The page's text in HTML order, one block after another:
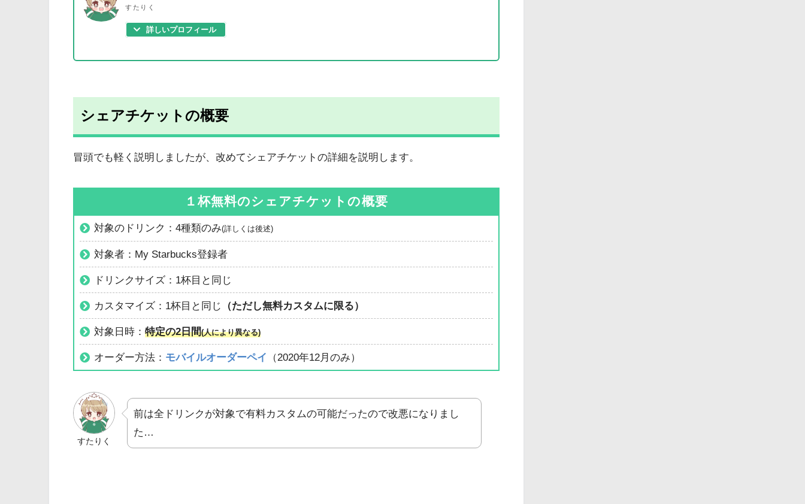
すたりく
詳しいプロフィール
シェアチケットの概要
冒頭でも軽く説明しましたが、改めてシェアチケットの詳細を説明します。
１杯無料のシェアチケットの概要
対象のドリンク：4種類のみ(詳しくは後述)
対象者：My Starbucks登録者
ドリンクサイズ：1杯目と同じ
カスタマイズ：1杯目と同じ （ただし無料カスタムに限る）
対象日時： 特定の2日間(人により異なる)
オーダー方法： モバイルオーダーペイ （2020年12月のみ）
すたりく
前は全ドリンクが対象で有料カスタムの可能だったので改悪になりまし
た…